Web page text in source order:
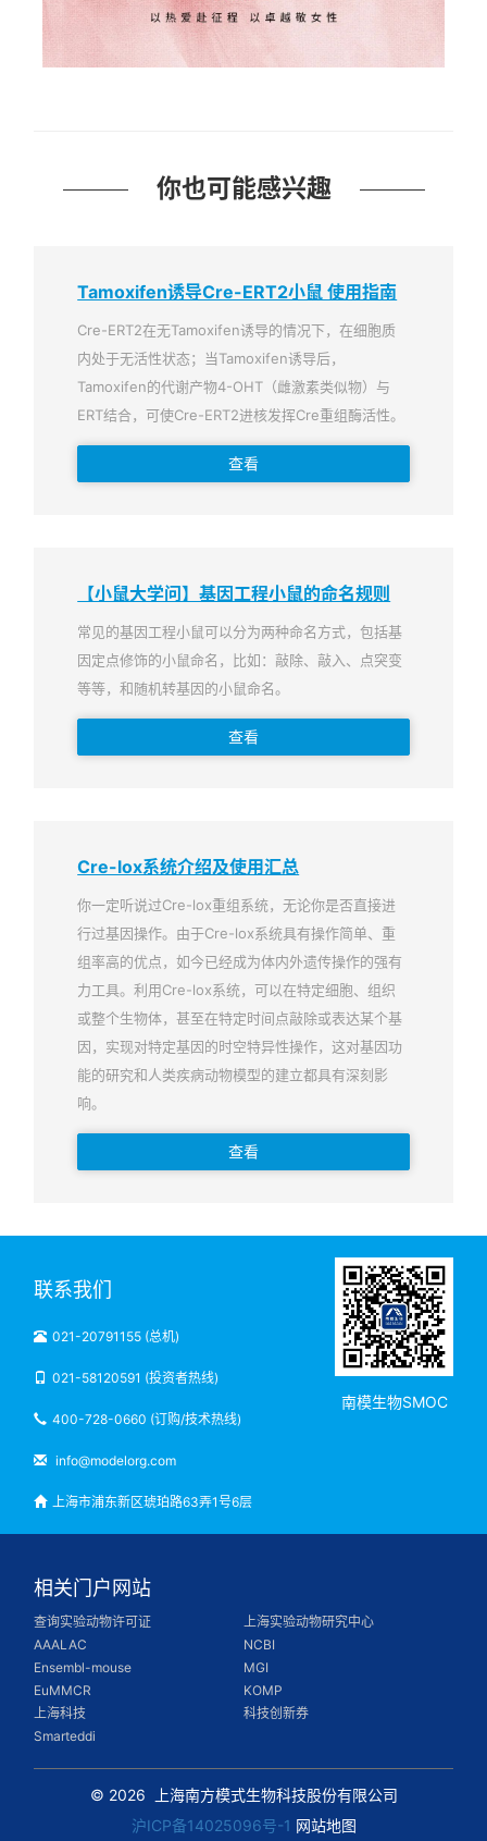
你也可能感兴趣
Tamoxifen诱导Cre-ERT2小鼠 使用指南
Cre-ERT2在无Tamoxifen诱导的情况下，在细胞质
内处于无活性状态；当Tamoxifen诱导后，
Tamoxifen的代谢产物4-OHT（雌激素类似物）与
ERT结合，可使Cre-ERT2进核发挥Cre重组酶活性。
查看
【小鼠大学问】基因工程小鼠的命名规则
常见的基因工程小鼠可以分为两种命名方式，包括基
因定点修饰的小鼠命名，比如：敲除、敲入、点突变
等等，和随机转基因的小鼠命名。
查看
Cre-lox系统介绍及使用汇总
你一定听说过Cre-lox重组系统，无论你是否直接进
行过基因操作。由于Cre-lox系统具有操作简单、重
组率高的优点，如今已经成为体内外遗传操作的强有
力工具。利用Cre-lox系统，可以在特定细胞、组织
或整个生物体，甚至在特定时间点敲除或表达某个基
因，实现对特定基因的时空特异性操作，这对基因功
能的研究和人类疾病动物模型的建立都具有深刻影
响。
查看
联系我们
021-20791155 (总机)
021-58120591 (投资者热线)
400-728-0660 (订购/技术热线)
info@modelorg.com
上海市浦东新区琥珀路63弄1号6层
南模生物SMOC
相关门户网站
查询实验动物许可证
上海实验动物研究中心
AAALAC
NCBI
Ensembl-mouse
MGI
EuMMCR
KOMP
上海科技
科技创新券
Smarteddi
© 2026
上海南方模式生物科技股份有限公司
沪ICP备14025096号-1 网站地图